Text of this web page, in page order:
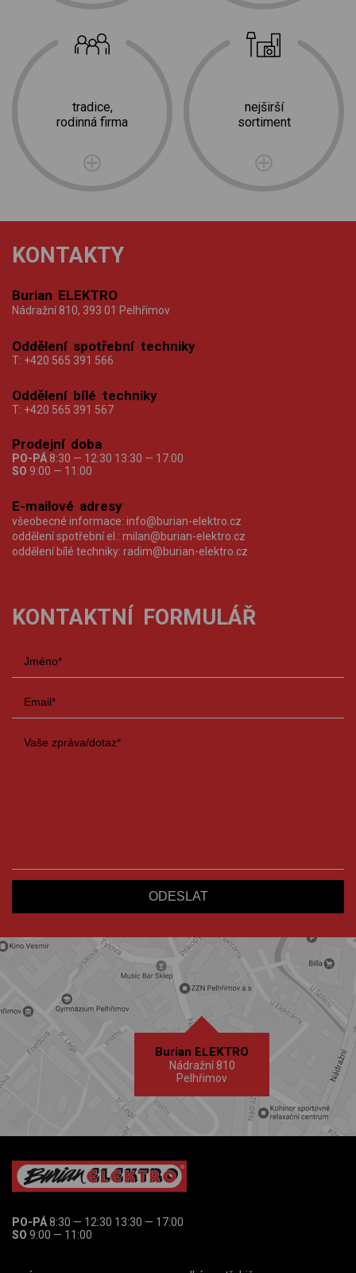
tradice,
rodinná firma
nejširší
sortiment
KONTAKTY
Burian ELEKTRO
Nádražní 810, 393 01 Pelhřimov
Oddělení spotřební techniky
T: +420 565 391 566
Oddělení bílé techniky
T: +420 565 391 567
Prodejní doba
PO-PÁ 8:30 — 12:30 13:30 — 17:00
SO 9:00 — 11:00
E-mailové adresy
všeobecné informace: info@burian-elektro.cz
oddělení spotřební el.: milan@burian-elektro.cz
oddělení bílé techniky: radim@burian-elektro.cz
KONTAKTNÍ FORMULÁŘ
Burian ELEKTRO
Nádražní 810
Pelhřimov
PO-PÁ8:30 — 12:30 13:30 — 17:00
SO 9:00 — 11:00